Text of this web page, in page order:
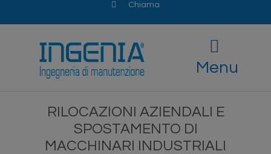
Chiama
Menu
RILOCAZIONI AZIENDALI E
SPOSTAMENTO DI
MACCHINARI INDUSTRIALI